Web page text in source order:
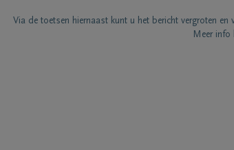
Via de toetsen hiernaast kunt u het bericht vergroten en
Meer info